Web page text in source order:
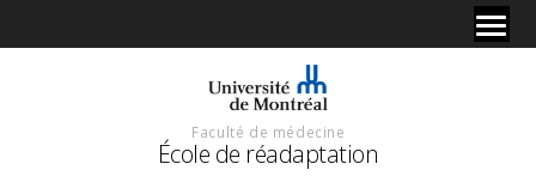
Faculté de médecine
École de réadaptation